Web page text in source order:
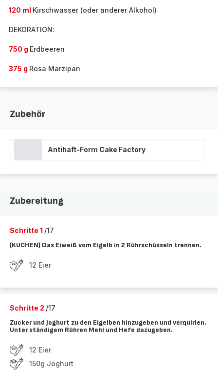
120 ml Kirschwasser (oder anderer Alkohol)
DEKORATION:
750 g Erdbeeren
375 g Rosa Marzipan
Zubehör
Antihaft-Form Cake Factory
Zubereitung
Schritte 1 /17
(KUCHEN) Das Eiweiß vom Eigelb in 2 Rührschüsseln trennen.
12 Eier
Schritte 2 /17
Zucker und Joghurt zu den Eigelben hinzugeben und verquirlen.
Unter ständigem Rühren Mehl und Hefe dazugeben.
12 Eier
150g Joghurt